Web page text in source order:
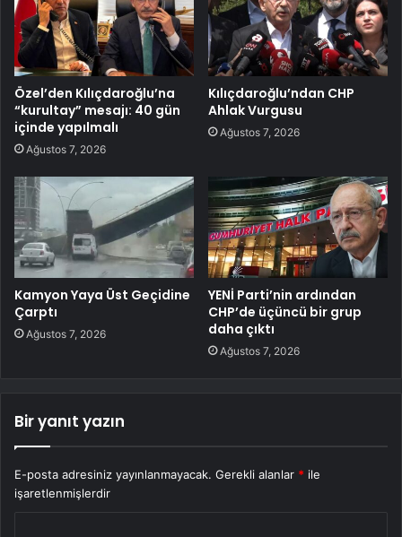
Özel’den Kılıçdaroğlu’na
“kurultay” mesajı: 40 gün
içinde yapılmalı
Ağustos 7, 2026
Kılıçdaroğlu’ndan CHP
Ahlak Vurgusu
Ağustos 7, 2026
Kamyon Yaya Üst Geçidine
Çarptı
Ağustos 7, 2026
YENİ Parti’nin ardından
CHP’de üçüncü bir grup
daha çıktı
Ağustos 7, 2026
Bir yanıt yazın
E-posta adresiniz yayınlanmayacak. Gerekli alanlar * ile
işaretlenmişlerdir